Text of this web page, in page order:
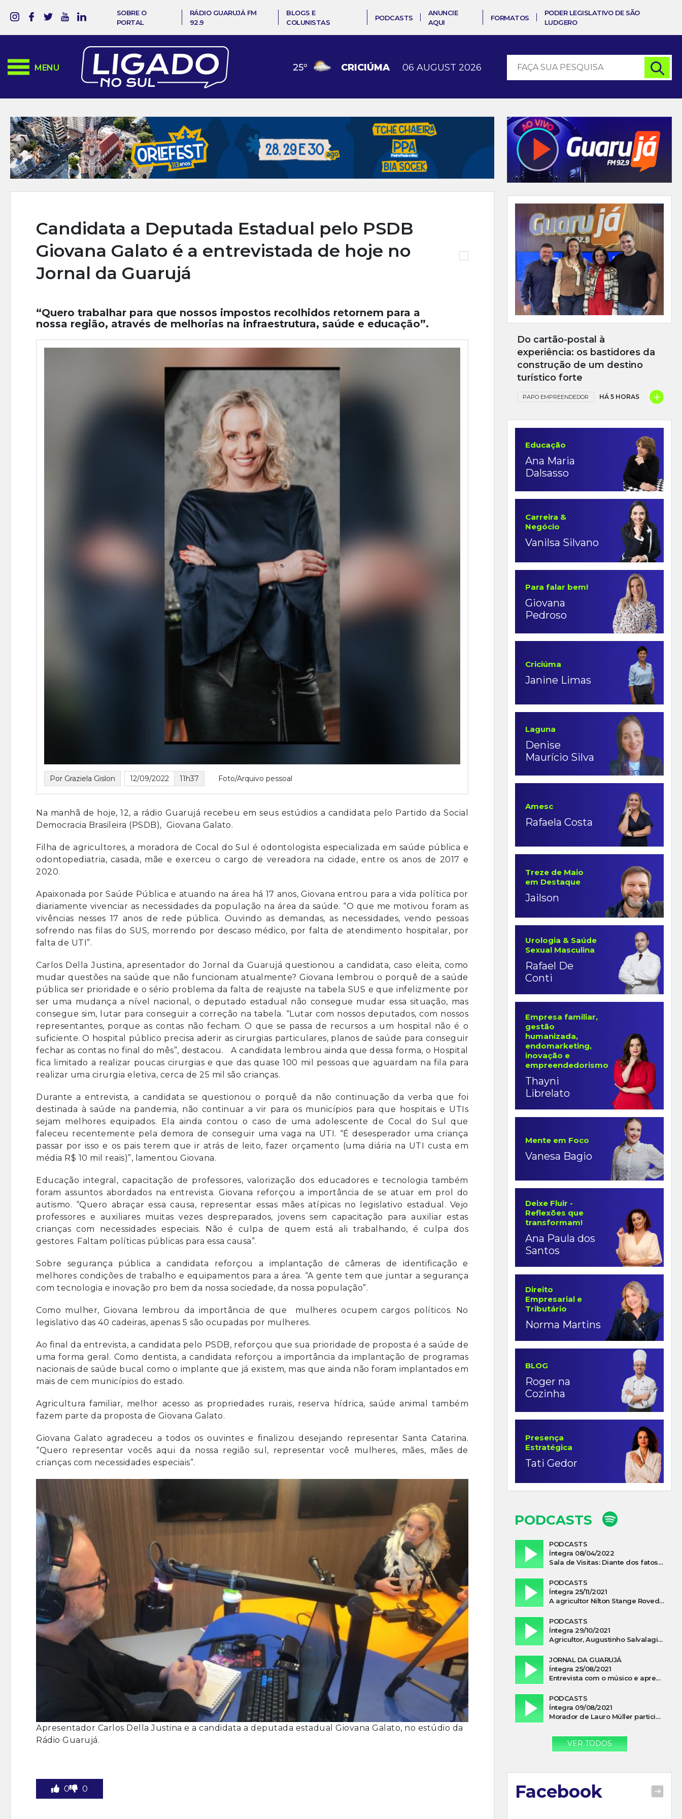
SOBRE O
PORTAL
RÁDIO GUARUJÁ FM
92.9
BLOGS E
COLUNISTAS
PODCASTS
ANUNCIE
AQUI
FORMATOS
PODER LEGISLATIVO DE SÃO
LUDGERO
MENU 25º CRICIÚMA 06 AUGUST 2026
Candidata a Deputada Estadual pelo PSDB
Giovana Galato é a entrevistada de hoje no
Jornal da Guarujá
“Quero trabalhar para que nossos impostos recolhidos retornem para a
nossa região, através de melhorias na infraestrutura, saúde e educação”.
Por Graziela Gislon 12/09/2022 11h37 Foto/Arquivo pessoal
Na manhã de hoje, 12, a rádio Guarujá recebeu em seus estúdios a candidata pelo Partido da Social
Democracia Brasileira (PSDB), Giovana Galato.
Filha de agricultores, a moradora de Cocal do Sul é odontologista especializada em saúde pública e
odontopediatria, casada, mãe e exerceu o cargo de vereadora na cidade, entre os anos de 2017 e
2020.
Apaixonada por Saúde Pública e atuando na área há 17 anos, Giovana entrou para a vida política por
diariamente vivenciar as necessidades da população na área da saúde. “O que me motivou foram as
vivências nesses 17 anos de rede pública. Ouvindo as demandas, as necessidades, vendo pessoas
sofrendo nas filas do SUS, morrendo por descaso médico, por falta de atendimento hospitalar, por
falta de UTI”.
Carlos Della Justina, apresentador do Jornal da Guarujá questionou a candidata, caso eleita, como
mudar questões na saúde que não funcionam atualmente? Giovana lembrou o porquê de a saúde
pública ser prioridade e o sério problema da falta de reajuste na tabela SUS e que infelizmente por
ser uma mudança a nível nacional, o deputado estadual não consegue mudar essa situação, mas
consegue sim, lutar para conseguir a correção na tabela. “Lutar com nossos deputados, com nossos
representantes, porque as contas não fecham. O que se passa de recursos a um hospital não é o
suficiente. O hospital público precisa aderir as cirurgias particulares, planos de saúde para conseguir
fechar as contas no final do mês”, destacou. A candidata lembrou ainda que dessa forma, o Hospital
fica limitado a realizar poucas cirurgias e que das quase 100 mil pessoas que aguardam na fila para
realizar uma cirurgia eletiva, cerca de 25 mil são crianças.
Durante a entrevista, a candidata se questionou o porquê da não continuação da verba que foi
destinada à saúde na pandemia, não continuar a vir para os municípios para que hospitais e UTIs
sejam melhores equipados. Ela ainda contou o caso de uma adolescente de Cocal do Sul que
faleceu recentemente pela demora de conseguir uma vaga na UTI. “É desesperador uma criança
passar por isso e os pais terem que ir atrás de leito, fazer orçamento (uma diária na UTI custa em
média R$ 10 mil reais)”, lamentou Giovana.
Educação integral, capacitação de professores, valorização dos educadores e tecnologia também
foram assuntos abordados na entrevista. Giovana reforçou a importância de se atuar em prol do
autismo. “Quero abraçar essa causa, representar essas mães atípicas no legislativo estadual. Vejo
professores e auxiliares muitas vezes despreparados, jovens sem capacitação para auxiliar estas
crianças com necessidades especiais. Não é culpa de quem está ali trabalhando, é culpa dos
gestores. Faltam políticas públicas para essa causa”.
Sobre segurança pública a candidata reforçou a implantação de câmeras de identificação e
melhores condições de trabalho e equipamentos para a área. “A gente tem que juntar a segurança
com tecnologia e inovação pro bem da nossa sociedade, da nossa população”.
Como mulher, Giovana lembrou da importância de que mulheres ocupem cargos políticos. No
legislativo das 40 cadeiras, apenas 5 são ocupadas por mulheres.
Ao final da entrevista, a candidata pelo PSDB, reforçou que sua prioridade de proposta é a saúde de
uma forma geral. Como dentista, a candidata reforçou a importância da implantação de programas
nacionais de saúde bucal como o implante que já existem, mas que ainda não foram implantados em
mais de cem municípios do estado.
Agricultura familiar, melhor acesso as propriedades rurais, reserva hídrica, saúde animal também
fazem parte da proposta de Giovana Galato.
Giovana Galato agradeceu a todos os ouvintes e finalizou desejando representar Santa Catarina.
“Quero representar vocês aqui da nossa região sul, representar você mulheres, mães, mães de
crianças com necessidades especiais”.
Apresentador Carlos Della Justina e a candidata a deputada estadual Giovana Galato, no estúdio da
Rádio Guarujá.
0 0
Do cartão-postal à
experiência: os bastidores da
construção de um destino
turístico forte
PAPO EMPREENDEDOR HÁ 5 HORAS +
Educação
Ana Maria
Dalsasso
Carreira &
Negócio
Vanilsa Silvano
Para falar bem!
Giovana
Pedroso
Criciúma
Janine Limas
Laguna
Denise
Maurício Silva
Amesc
Rafaela Costa
Treze de Maio
em Destaque
Jailson
Urologia & Saúde
Sexual Masculina
Rafael De
Conti
Empresa familiar,
gestão
humanizada,
endomarketing,
inovação e
empreendedorismo
Thayni
Librelato
Mente em Foco
Vanesa Bagio
Deixe Fluir -
Reflexões que
transformam!
Ana Paula dos
Santos
Direito
Empresarial e
Tributário
Norma Martins
BLOG
Roger na
Cozinha
Presença
Estratégica
Tati Gedor
PODCASTS
PODCASTS
Íntegra 08/04/2022
Sala de Visitas: Diante dos fatos que influenciam a economia o que podemos esperar de 2022
PODCASTS
Íntegra 25/11/2021
A agricultor Nilton Stange Roveda, afirma ter recebido ajuda espiritual durante acidente
PODCASTS
Íntegra 29/10/2021
Agricultor, Augustinho Salvalagio, relata sobre aparição do Cavaleiro Negro no Rio das Furnas
JORNAL DA GUARUJÁ
Íntegra 25/08/2021
Entrevista com o músico e apresentador, Lismael Ferrareis, no Cidade e Campo
PODCASTS
Íntegra 09/08/2021
Morador de Lauro Müller participa de motociata em apoio a Bolsonaro
VER TODOS
Facebook